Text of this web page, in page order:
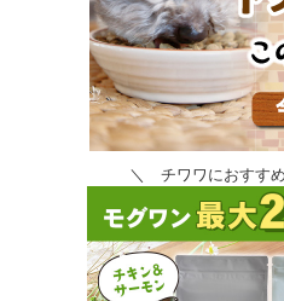
＼ チワワにおすす